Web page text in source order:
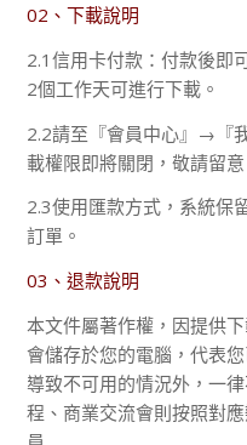
02、下載說明
2.1信用卡付款：付款後即
2個工作天可進行下載。
2.2請至『會員中心』→『
載權限即將關閉，敬請留意
2.3使用匯款方式，系統保
訂單。
03、退款說明
本文件屬著作權，因提供
會儲存於您的電腦，代表
導致不可用的情況外，一
程、商業交流會則按照對